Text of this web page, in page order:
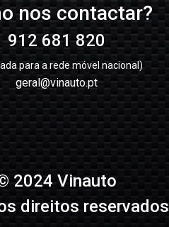
nos contactar?
912 681 820
para a rede móvel nacional)
geral@vinauto.pt
2024 Vinauto
direitos reservados